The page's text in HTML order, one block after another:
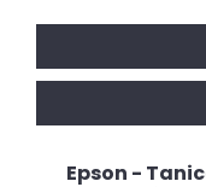
Epson -